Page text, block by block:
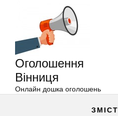
Оголошення
Вінниця
Онлайн дошка оголошень
ЗМІСТ